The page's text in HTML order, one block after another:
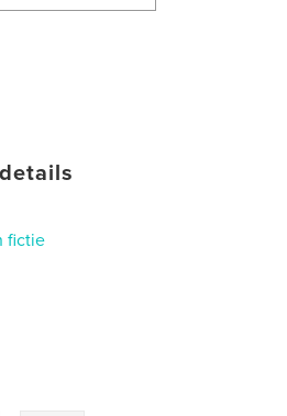
fictie